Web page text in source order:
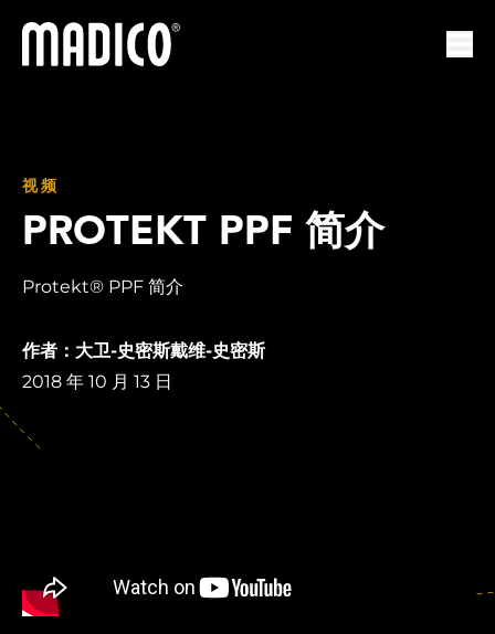
马迪科
视频
PROTEKT PPF 简介
Protekt® PPF 简介
作者：大卫-史密斯戴维-史密斯
2018 年 10 月 13 日